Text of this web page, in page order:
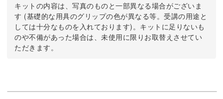
キットの内容は、写真のものと一部異なる場合がございま
す (基礎的な用具のグリップの色が異なる等。受講の用途と
しては十分なものを入れております)。キットに足りないも
のや不備があった場合は、未使用に限りお取替えさせてい
ただきます。